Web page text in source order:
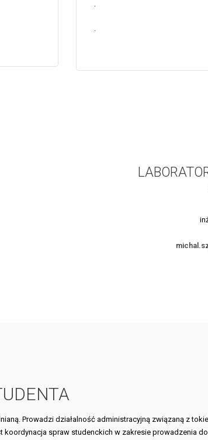
.
.
Prowadzi działalność administracyjną związaną z
koordynacja spraw studenckich w zakresie prowadzenia